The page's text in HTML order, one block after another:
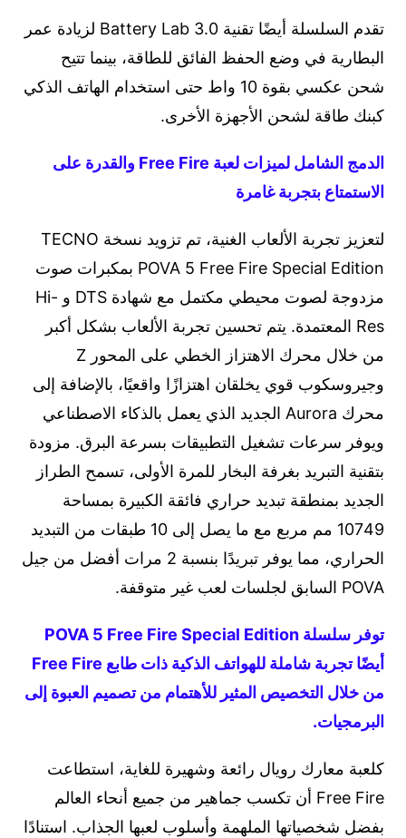
تقدم السلسلة أيضًا تقنية Battery Lab 3.0 لزيادة عمر
البطارية في وضع الحفظ الفائق للطاقة، بينما تتيح
شحن عكسي بقوة 10 واط حتى استخدام الهاتف الذكي
كبنك طاقة لشحن الأجهزة الأخرى.
الدمج الشامل لميزات لعبة Free Fire والقدرة على
الاستمتاع بتجربة غامرة
لتعزيز تجربة الألعاب الغنية، تم تزويد نسخة TECNO
POVA 5 Free Fire Special Edition بمكبرات صوت
مزدوجة لصوت محيطي مكتمل مع شهادة DTS و Hi-
Res المعتمدة. يتم تحسين تجربة الألعاب بشكل أكبر
من خلال محرك الاهتزاز الخطي على المحور Z
وجيروسكوب قوي يخلقان اهتزازًا واقعيًا، بالإضافة إلى
محرك Aurora الجديد الذي يعمل بالذكاء الاصطناعي
ويوفر سرعات تشغيل التطبيقات بسرعة البرق. مزودة
بتقنية التبريد بغرفة البخار للمرة الأولى، تسمح الطراز
الجديد بمنطقة تبديد حراري فائقة الكبيرة بمساحة
10749 مم مربع مع ما يصل إلى 10 طبقات من التبديد
الحراري، مما يوفر تبريدًا بنسبة 2 مرات أفضل من جيل
POVA السابق لجلسات لعب غير متوقفة.
توفر سلسلة POVA 5 Free Fire Special Edition
أيضًا تجربة شاملة للهواتف الذكية ذات طابع Free Fire
من خلال التخصيص المثير للأهتمام من تصميم العبوة إلى
البرمجيات.
كلعبة معارك رويال رائعة وشهيرة للغاية، استطاعت
Free Fire أن تكسب جماهير من جميع أنحاء العالم
بفضل شخصياتها الملهمة وأسلوب لعبها الجذاب. استنادًا